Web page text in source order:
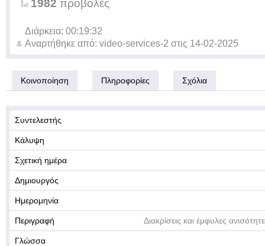
1982 προβολές
Διάρκεια: 00:19:32
Αναρτήθηκε από: video-services-2 στις 14-02-2025
Κοινοποίηση Πληροφορίες Σχόλια
Συντελεστής
Κάλυψη
Σχετική ημέρα
Δημιουργός
Ημερομηνία
Περιγραφή Διακρίσεις και έμφυλες
Γλώσσα